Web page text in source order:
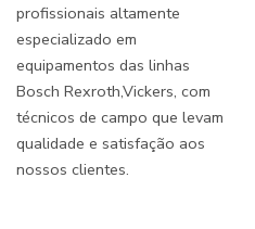
profissionais altamente
especializado em
equipamentos das linhas
Bosch Rexroth,Vickers, com
técnicos de campo que levam
qualidade e satisfação aos
nossos clientes.